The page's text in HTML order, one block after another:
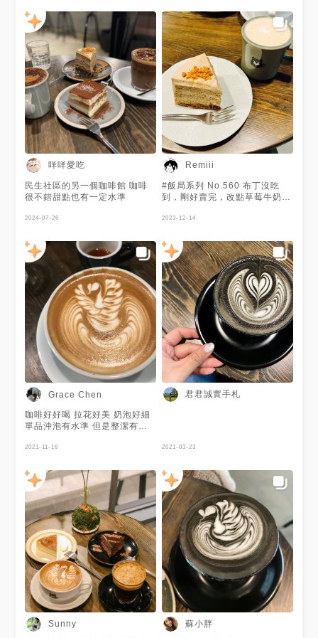
咩咩愛吃
民生社區的另一個咖啡館 咖啡
很不錯甜點也有一定水準
2024-07-26
Remiii
#飯局系列 No.560 布丁沒吃
到，剛好賣完，改點草莓牛奶伯
因為沒有香精味！比較像是一般
做了溫的，喝起來剛剛好，但茶
味沒有很明顯。戚風蛋糕誤打誤
撞點來吃，它的焦糖榛果脆片讓
我好驚豔！焦化奶油搭上砂糖的
組合感，薄脆焦香濃郁！蛋糕體
鬆軟沒有滲水，但還是有些吸水
氣，潮濕的像是提拉米蘇的底
部，整體不影響太多，吃起來不
會太乾、鮮奶油也滑順不膩口，
茶香鮮明不衝突，咀嚼時氣味交
融有層次。
2023-12-14
Grace Chen
咖啡好好喝 拉花好美 奶泡好細
單品沖泡有水準 但是整潔有待
2021-11-16
君君誠實手札
2021-03-23
Sunny 蘇小胖